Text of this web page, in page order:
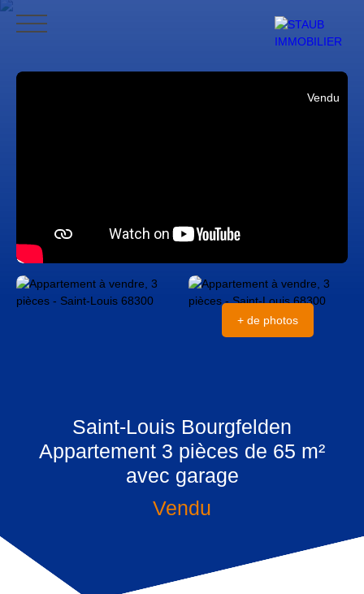
ACCUEIL ACHETER VENDRE NOS AVIS CONTACT
Vendu
+ de photos
Saint-Louis Bourgfelden
Appartement 3 pièces de 65 m²
avec garage
Vendu